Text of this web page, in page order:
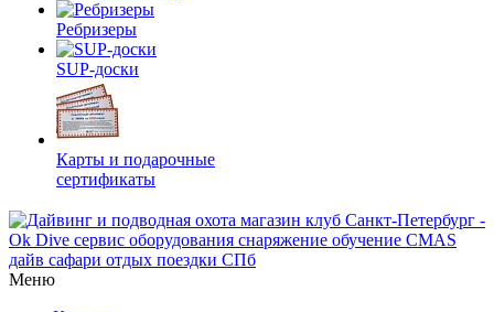
Ребризеры
SUP-доски
Карты и подарочные
сертификаты
Меню